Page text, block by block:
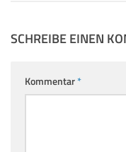
SCHREIBE EINEN
Kommentar*